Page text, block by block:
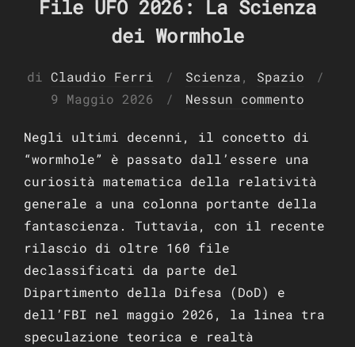
File UFO 2026: La Scienza
dei Wormhole
di Claudio Ferri Scienza, Spazio
Pubblicato
9 Maggio 2026 Nessun commento
Negli ultimi decenni, il concetto di
“wormhole” è passato dall’essere una
curiosità matematica della relatività
generale a una colonna portante della
fantascienza. Tuttavia, con il recente
rilascio di oltre 160 file
declassificati da parte del
Dipartimento della Difesa (DoD) e
dell’FBI nel maggio 2026, la linea tra
speculazione teorica e realtà